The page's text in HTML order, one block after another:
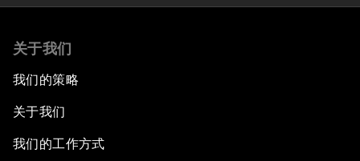
关于我们
我们的策略
关于我们
我们的工作方式